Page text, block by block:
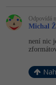
Odpovídá
Michal
není nic